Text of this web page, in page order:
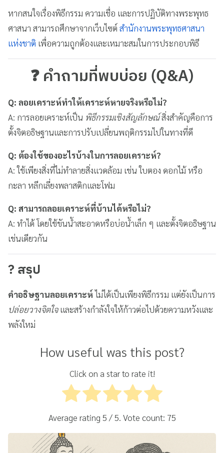
หากสนใจเรื่องพิธีกรรม ความเชื่อ และการปฏิบัติทางพระพุทธ
ศาสนา สามารถศึกษาจากเว็บไซต์สำนักงานพระพุทธศาสนา
แห่งชาติ เพื่อความถูกต้องและเหมาะสมในการประกอบพิธี
❓ คำถามที่พบบ่อย (Q&A)
Q: ลอยเคราะห์ทำให้เคราะห์หายจริงหรือไม่?
A: การลอยเคราะห์เป็น พิธีกรรมเชิงสัญลักษณ์สิ่งสำคัญคือการ
ตั้งจิตอธิษฐานและการปรับเปลี่ยนพฤติกรรมไปในทางที่ดี
Q: ต้องใช้ของอะไรบ้างในการลอยเคราะห์?
A: ใช้เพียงสิ่งที่ไม่ทำลายสิ่งแวดล้อม เช่น ใบตอง ดอกไม้ หรือ
กะลา หลีกเลี่ยงพลาสติกและโฟม
Q: สามารถลอยเคราะห์ที่บ้านได้หรือไม่?
A: ทำได้ โดยใช้ขันน้ำสะอาดหรือบ่อน้ำเล็ก ๆ และตั้งจิตอธิษฐาน
เช่นเดียวกัน
? สรุป
คำอธิษฐานลอยเคราะห์ไม่ได้เป็นเพียงพิธีกรรม แต่ยังเป็นการ
ปล่อยวางจิตใจและสร้างกำลังใจให้ก้าวต่อไปด้วยความหวังและ
พลังใหม่
How useful was this post?
Click on a star to rate it!
Average rating 5 / 5. Vote count: 75